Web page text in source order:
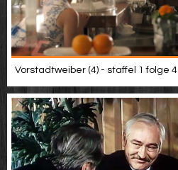
Vorstadtweiber (4) - staffel 1 folge 4